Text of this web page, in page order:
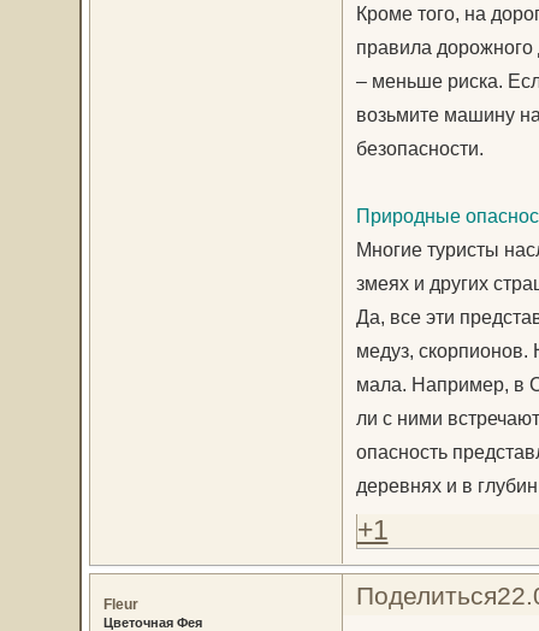
Кроме того, на
правила дорожного
– меньше риска.
возьмите машину
безопасности.
Природные
Многие туристы
змеях и других
Да, все эти
медуз, скорпионов.
мала. Например, в
ли с ними
опасность
деревнях и в
+1
Поделиться
Fleur
Цветочная Фея